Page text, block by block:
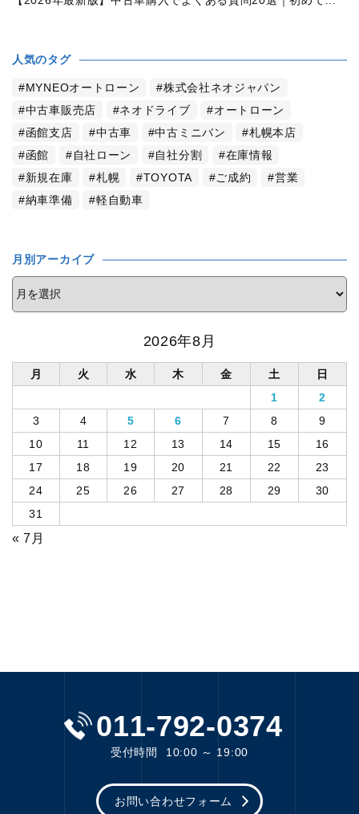
人気のタグ
MYNEOオートローン
株式会社ネオジャパン
中古車販売店
ネオドライブ
オートローン
函館支店
中古車 中古ミニバン
札幌本店
函館
自社ローン 自社分割
在庫情報
新規在庫
札幌 TOYOTA ご成約
営業
納車準備
軽自動車
月別アーカイブ
2026年8月
月 火 水 木 金 土
日
1
2
3
4 5 6 7 8
9
10
11 12 13 14 15
16
17
18 19 20 21 22
23
24
25 26 27 28 29
30
31
« 7月
011-792-0374
受付時間 10:00 ～ 19:00
お問い合わせフォーム